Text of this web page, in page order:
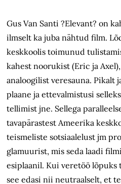
Gus Van Santi ?Elevant? on
ilmselt ka juba nähtud film.
keskkoolis toimunud
kahest noorukist (Eric ja
analoogilist veresauna. Pikalt
plaane ja ettevalmistusi
tellimist jne. Sellega
tavapärastest Ameerika
teismeliste sotsiaalelust jm
glamuurist, mis seda laadi
esiplaanil. Kui veretöö lõpuks
see edasi nii neutraalselt, et